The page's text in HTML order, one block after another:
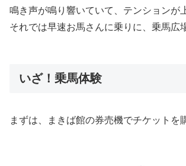
鳴き声が鳴り響いていて、テンションが
それでは早速お馬さんに乗りに、乗馬広
いざ！乗馬体験
まずは、まきば館の券売機でチケットを